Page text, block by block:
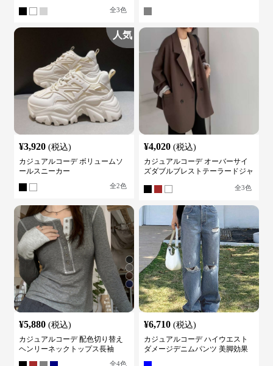
全3色
人気
¥3,920 (税込)
カジュアルコーデ ボリュームソ
ールスニーカー
全2色
¥4,020 (税込)
カジュアルコーデ オーバーサイ
ズダブルブレストテーラードジャ
全3色
¥5,880 (税込)
カジュアルコーデ 配色切り替え
ヘンリーネックトップス長袖
全4色
¥6,710 (税込)
カジュアルコーデ ハイウエスト
ダメージデニムパンツ 美脚効果